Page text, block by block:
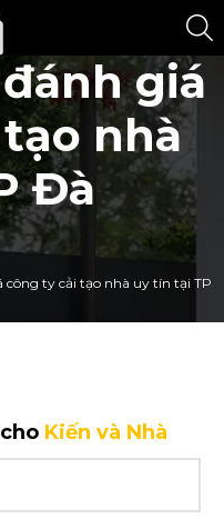
giá
nhà
Đà
công ty cải tạo nhà uy tín tại TP
Kiến và Nhà